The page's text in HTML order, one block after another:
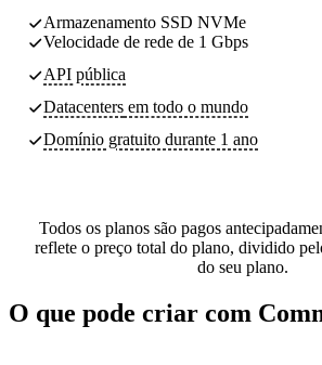
Armazenamento SSD NVMe
Velocidade de rede de 1 Gbps
API pública
Datacenters em todo o mundo
Domínio gratuito durante 1 ano
Todos os planos são pagos
reflete o preço total do plano, dividido
do seu plano.
O que pode criar com